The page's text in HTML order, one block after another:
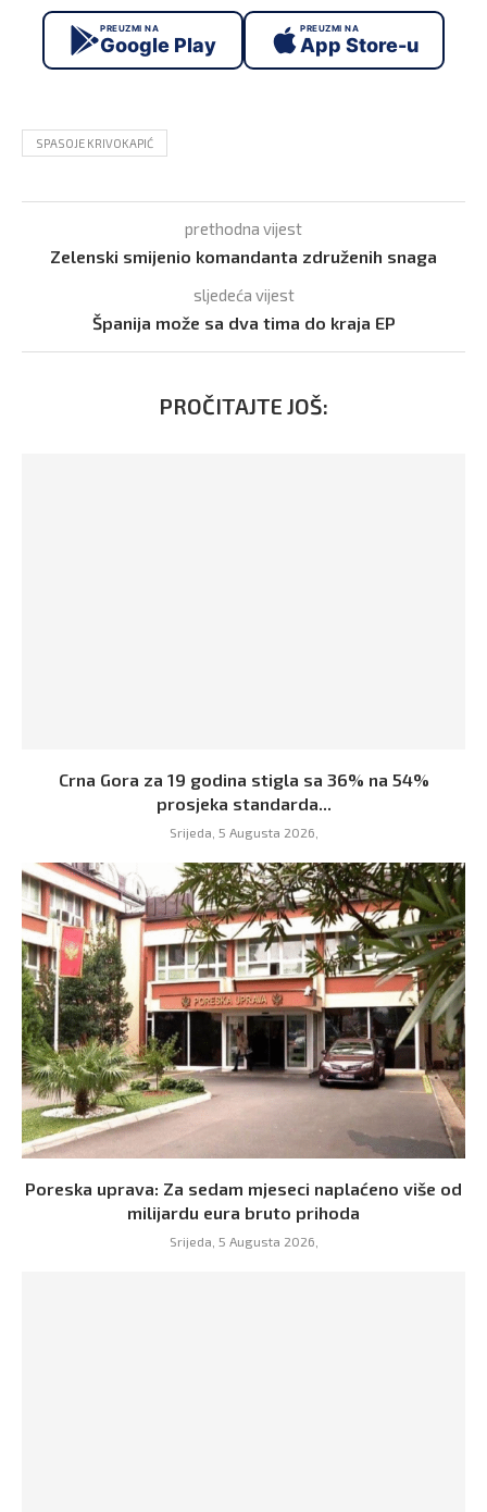
PREUZMI NA
Google Play
PREUZMI NA
App Store-u
SPASOJE KRIVOKAPIĆ
prethodna vijest
Zelenski smijenio komandanta združenih snaga
sljedeća vijest
Španija može sa dva tima do kraja EP
PROČITAJTE JOŠ:
Crna Gora za 19 godina stigla sa 36% na 54%
prosjeka standarda...
Srijeda, 5 Augusta 2026,
Poreska uprava: Za sedam mjeseci naplaćeno više od
milijardu eura bruto prihoda
Srijeda, 5 Augusta 2026,